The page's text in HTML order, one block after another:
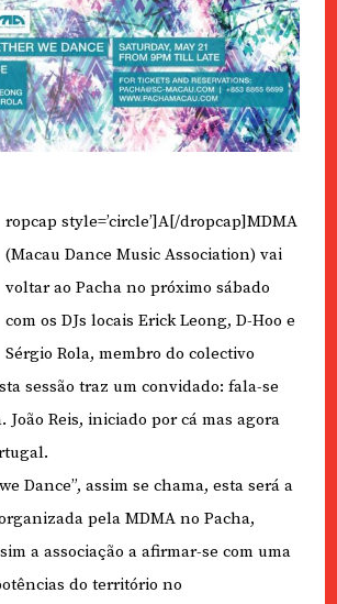
ropcap style=’circle’]A[/dropcap]MDMA
(Macau Dance Music Association) vai
voltar ao Pacha no próximo sábado
com os DJs locais Erick Leong, D-Hoo e
Sérgio Rola, membro do colectivo
sessão traz um convidado: fala-se
João Reis, iniciado por cá mas agora
Dance”, assim se chama, esta será a
pela MDMA no Pacha,
a associação a afirmar-se com uma
do território no